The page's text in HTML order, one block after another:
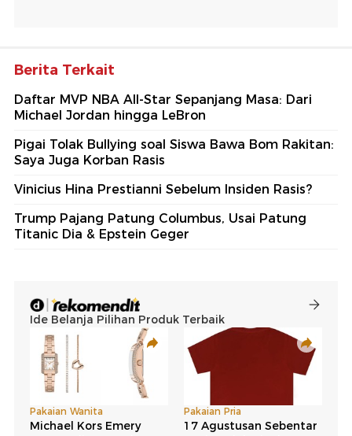
Berita Terkait
Daftar MVP NBA All-Star Sepanjang Masa: Dari
Michael Jordan hingga LeBron
Pigai Tolak Bullying soal Siswa Bawa Bom Rakitan:
Saya Juga Korban Rasis
Vinicius Hina Prestianni Sebelum Insiden Rasis?
Trump Pajang Patung Columbus, Usai Patung
Titanic Dia & Epstein Geger